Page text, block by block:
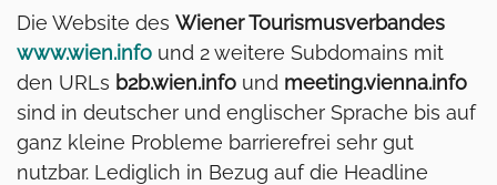
Die Website des Wiener Tourismusverbandes
www.wien.info und 2 weitere Subdomains mit
den URLs b2b.wien.info und meeting.vienna.info
sind in deutscher und englischer Sprache bis auf
ganz kleine Probleme barrierefrei sehr gut
nutzbar. Lediglich in Bezug auf die Headline